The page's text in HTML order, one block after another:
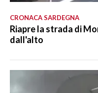
CRONACA SARDEGNA
Riapre la strada di
dall'alto